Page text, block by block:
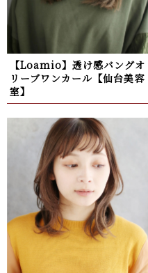
【Loamio】透け感バングオ
リーブワンカール【仙台美容
室】